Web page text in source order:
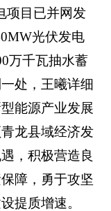
项目已并网发
光伏发电
万千瓦抽水蓄
处，王曦详细
能源产业发展
龙县域经济发
，积极营造良
障，勇于攻坚
提质增速。